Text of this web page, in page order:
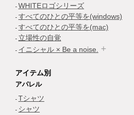
WHITEロゴシリーズ
すべてのひとの平等を(windows)
すべてのひとの平等を(mac)
立場性の自覚
イニシャル × Be a noise.
アイテム別
アパレル
Tシャツ
シャツ